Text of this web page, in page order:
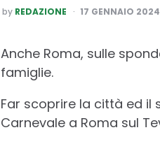
POSTED
BY
by REDAZIONE 17 GENNAIO 2024
Anche Roma, sulle
famiglie.
Far scoprire la città ed il
Carnevale a Roma sul